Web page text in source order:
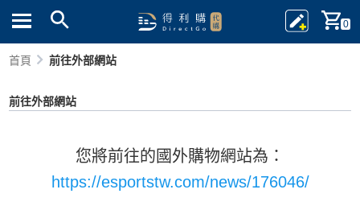
0
首頁 前往外部網站
前往外部網站
您將前往的國外購物網站為：
https://esportstw.com/news/176046/